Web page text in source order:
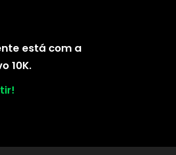
está com a
10K.